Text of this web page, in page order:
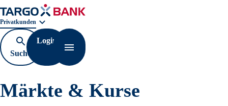
Geschäftsbereichnavigation. Aktuelle Auswahl:
Privatkunden
Suche
öffnen
Login
Navigation öffnen
Märkte & Kurse